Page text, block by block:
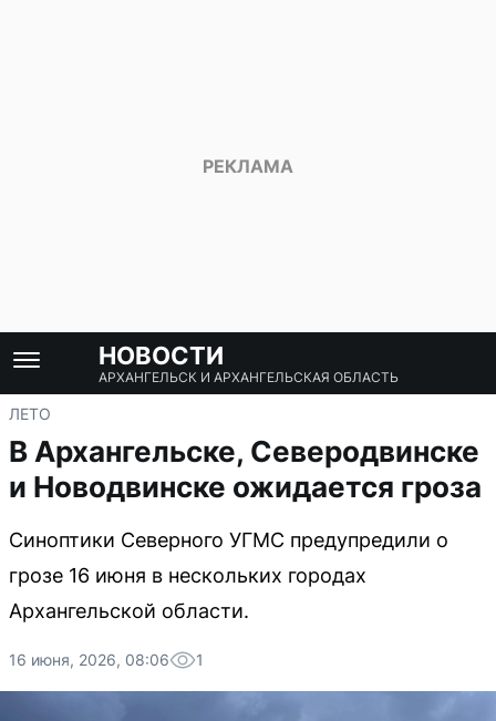
НОВОСТИ
АРХАНГЕЛЬСК И АРХАНГЕЛЬСКАЯ ОБЛАСТЬ
ЛЕТО
В Архангельске, Северодвинске
и Новодвинске ожидается гроза
Синоптики Северного УГМС предупредили о
грозе 16 июня в нескольких городах
Архангельской области.
16 июня, 2026, 08:06 1